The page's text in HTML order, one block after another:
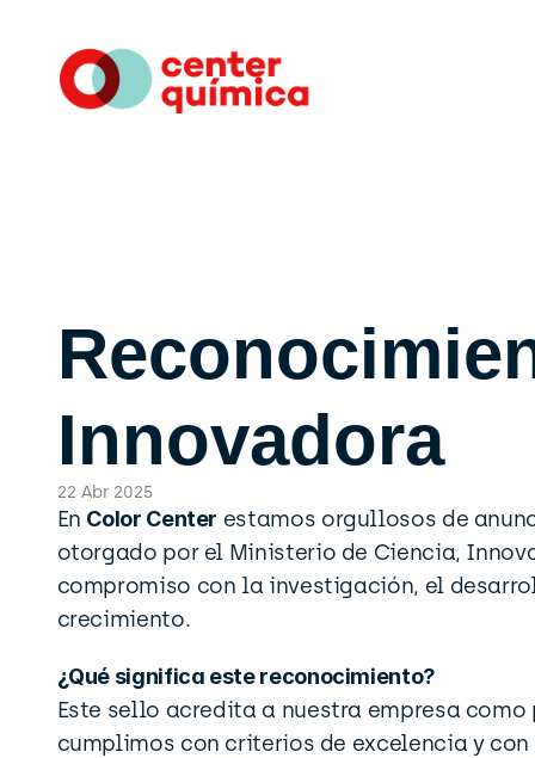
Innovadora
22 Abr 2025
En Color Center estamos orgullosos de
otorgado por el Ministerio de Ciencia,
compromiso con la investigación, el
crecimiento.
¿Qué significa este reconocimiento?
Este sello acredita a nuestra empresa
cumplimos con criterios de excelencia y